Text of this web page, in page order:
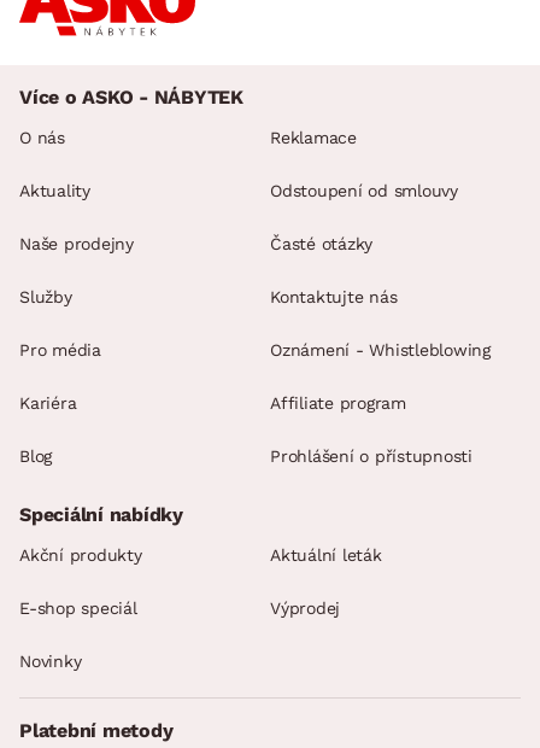
Více o ASKO - NÁBYTEK
O nás
Aktuality
Naše prodejny
Služby
Pro média
Kariéra
Blog
Reklamace
Odstoupení od smlouvy
Časté otázky
Kontaktujte nás
Oznámení - Whistleblowing
Affiliate program
Prohlášení o přístupnosti
Speciální nabídky
Akční produkty Aktuální leták
E-shop speciál Výprodej
Novinky
Platební metody